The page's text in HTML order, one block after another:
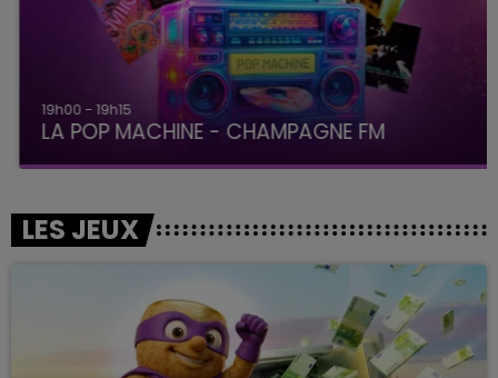
19h00 - 19h15
LA POP MACHINE - CHAMPAGNE FM
LES JEUX